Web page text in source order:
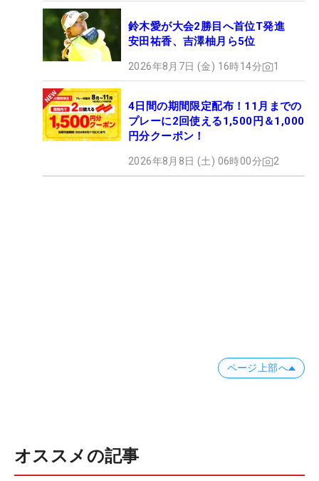
鈴木愛が大会2勝目へ首位T発進
安田祐香、吉澤柚月ら5位
2026年8月7日 (金) 16時14分 1
4日間の期間限定配布！11月までの
プレーに2回使える1,500円＆1,000
円分クーポン！
2026年8月8日 (土) 06時00分 2
ページ上部へ
オススメの記事